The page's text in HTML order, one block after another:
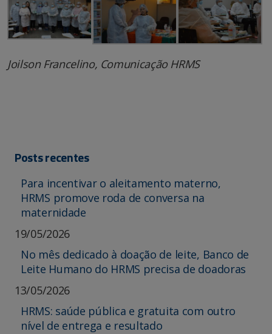
Joilson Francelino, Comunicação HRMS
Posts recentes
Para incentivar o aleitamento materno,
HRMS promove roda de conversa na
maternidade
19/05/2026
No mês dedicado à doação de leite, Banco de
Leite Humano do HRMS precisa de doadoras
13/05/2026
HRMS: saúde pública e gratuita com outro
nível de entrega e resultado